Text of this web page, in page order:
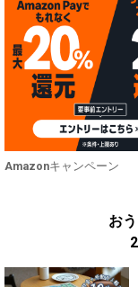
Amazonキャンペーン
お